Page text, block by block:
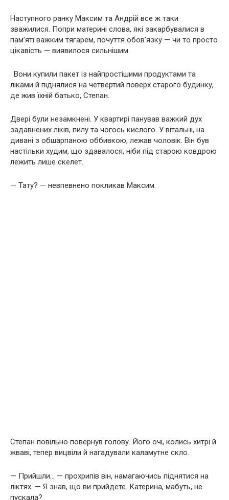
Наступного ранку Максим та Андрій все ж таки
зважилися. Попри материні слова, які закарбувалися в
пам’яті важким тягарем, почуття обов’язку — чи то просто
цікавість — виявилося сильнішим
. Вони купили пакет із найпростішими продуктами та
ліками й піднялися на четвертий поверх старого будинку,
де жив їхній батько, Степан.
Двері були незамкнені. У квартирі панував важкий дух
задавнених ліків, пилу та чогось кислого. У вітальні, на
дивані з обшарпаною оббивкою, лежав чоловік. Він був
настільки худим, що здавалося, ніби під старою ковдрою
лежить лише скелет.
— Тату? — невпевнено покликав Максим.
Степан повільно повернув голову. Його очі, колись хитрі й
жваві, тепер вицвіли й нагадували каламутне скло.
— Прийшли… — прохрипів він, намагаючись піднятися на
ліктях. — Я знав, що ви прийдете. Катерина, мабуть, не
пускала?